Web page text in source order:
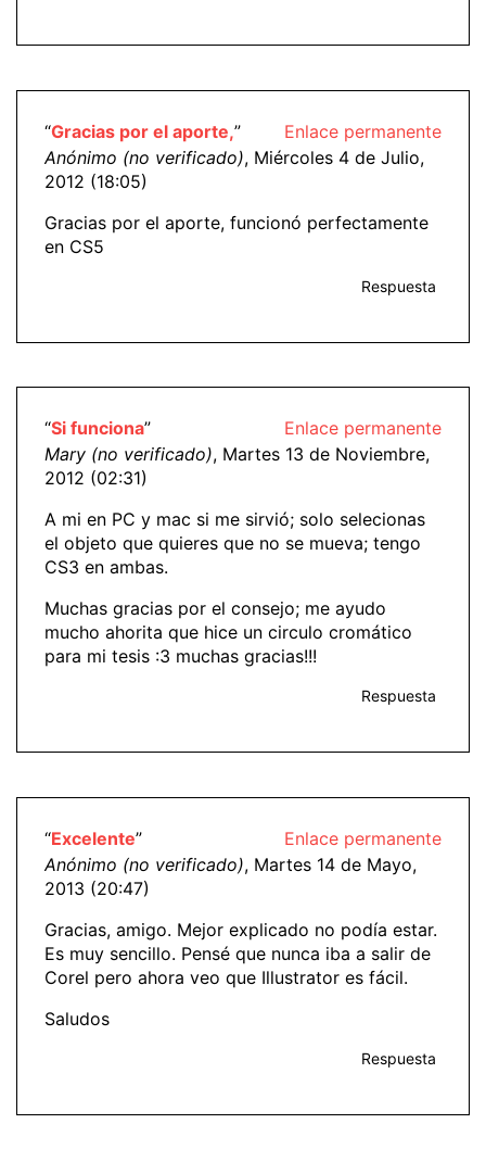
Enlace permanente
“Gracias por el aporte,”
Anónimo (no verificado), Miércoles 4 de Julio,
2012 (18:05)
Gracias por el aporte, funcionó perfectamente
en CS5
Respuesta
Enlace permanente
“Si funciona”
Mary (no verificado), Martes 13 de Noviembre,
2012 (02:31)
A mi en PC y mac si me sirvió; solo selecionas
el objeto que quieres que no se mueva; tengo
CS3 en ambas.
Muchas gracias por el consejo; me ayudo
mucho ahorita que hice un circulo cromático
para mi tesis :3 muchas gracias!!!
Respuesta
Enlace permanente
“Excelente”
Anónimo (no verificado), Martes 14 de Mayo,
2013 (20:47)
Gracias, amigo. Mejor explicado no podía estar.
Es muy sencillo. Pensé que nunca iba a salir de
Corel pero ahora veo que Illustrator es fácil.
Saludos
Respuesta